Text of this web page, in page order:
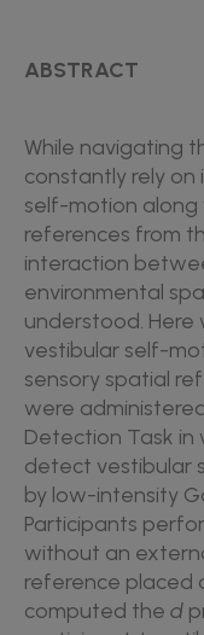
ABSTRACT
While navigating
constantly rely on
self-motion along
references from
interaction
environmental
understood.
vestibular self-
sensory spatial
were
Detection Task in
detect vestibular
by low-intensity
Participants
without an
reference placed
computed the d